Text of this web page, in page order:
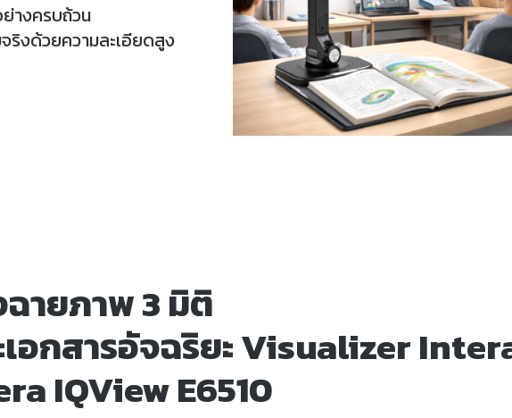
างครบถ้วน
ริงด้วยความละเอียดสูง
ฉายภาพ 3 มิติ
อกสารอัจฉริยะ Visualizer
IQView E6510